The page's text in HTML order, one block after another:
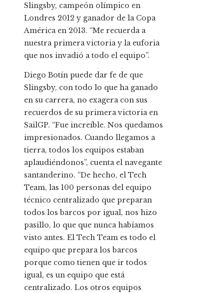
Slingsby, campeón olímpico en
Londres 2012 y ganador de la Copa
América en 2013. “Me recuerda a
nuestra primera victoria y la euforia
que nos invadió a todo el equipo”.
Diego Botín puede dar fe de que
Slingsby, con todo lo que ha ganado
en su carrera, no exagera con sus
recuerdos de su primera victoria en
SailGP. “Fue increíble. Nos quedamos
impresionados. Cuando llegamos a
tierra, todos los equipos estaban
aplaudiéndonos”, cuenta el navegante
santanderino. “De hecho, el Tech
Team, las 100 personas del equipo
técnico centralizado que preparan
todos los barcos por igual, nos hizo
pasillo, lo que que nunca habíamos
visto antes. El Tech Team es todo el
equipo que prepara los barcos
porque como tienen que ir todos
igual, es un equipo que está
centralizado. Los otros equipos